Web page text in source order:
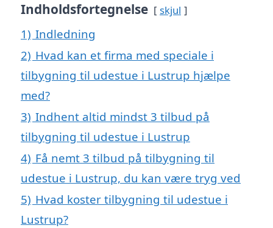
Indholdsfortegnelse skjul
1) Indledning
2) Hvad kan et firma med speciale i
tilbygning til udestue i Lustrup hjælpe
med?
3) Indhent altid mindst 3 tilbud på
tilbygning til udestue i Lustrup
4) Få nemt 3 tilbud på tilbygning til
udestue i Lustrup, du kan være tryg ved
5) Hvad koster tilbygning til udestue i
Lustrup?